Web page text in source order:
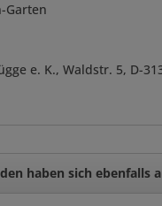
Garten
e. K., Waldstr. 5, D-
haben sich ebenfalls